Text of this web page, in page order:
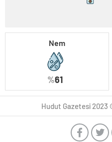
Nem
%61
Hudut Gazetesi 2023